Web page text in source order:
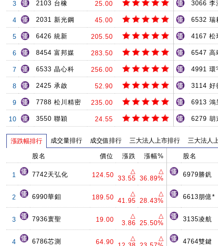
3 2103 台橡 25.00
4 2031 新光鋼 45.00
5 6426 統新 205.50
6 8454 富邦媒 283.50
7 6533 晶心科 256.00
8 2425 承啟 52.90
9 7788 松川精密 235.00
10 3550 聯穎 24.55
3066 李
6532 瑞
4167 松
6547 高
4991 環
3114 好
6913 鴻
6279 胡
漲跌幅排行 成交量排行 成交值排行 三大法人上市排行 三大法人
股名 價位 漲跌 漲幅%
1 7742天弘化 124.50
△
33.55
△
36.89%
2 6990華鉬 189.50
△
41.95
△
28.43%
3 7936寰聖 19.00
△
3.86
△
25.50%
4 6786芯測 64.90
△
△
股名
6979勝釩
6613朋億*
3135凌航
4764雙鍵